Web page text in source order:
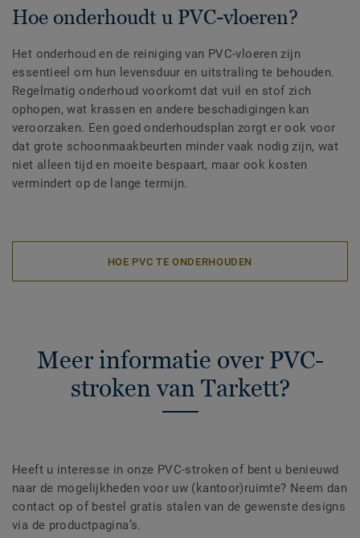
Hoe onderhoudt u PVC-vloeren?
Het onderhoud en de reiniging van PVC-vloeren zijn
essentieel om hun levensduur en uitstraling te behouden.
Regelmatig onderhoud voorkomt dat vuil en stof zich
ophopen, wat krassen en andere beschadigingen kan
veroorzaken. Een goed onderhoudsplan zorgt er ook voor
dat grote schoonmaakbeurten minder vaak nodig zijn, wat
niet alleen tijd en moeite bespaart, maar ook kosten
vermindert op de lange termijn.
HOE PVC TE ONDERHOUDEN
Meer informatie over PVC-
stroken van Tarkett?
Heeft u interesse in onze PVC-stroken of bent u benieuwd
naar de mogelijkheden voor uw (kantoor)ruimte? Neem dan
contact op of bestel gratis stalen van de gewenste designs
via de productpagina’s.